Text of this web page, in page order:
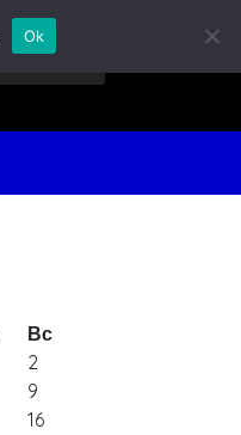
Вс
2
9
16
Ok